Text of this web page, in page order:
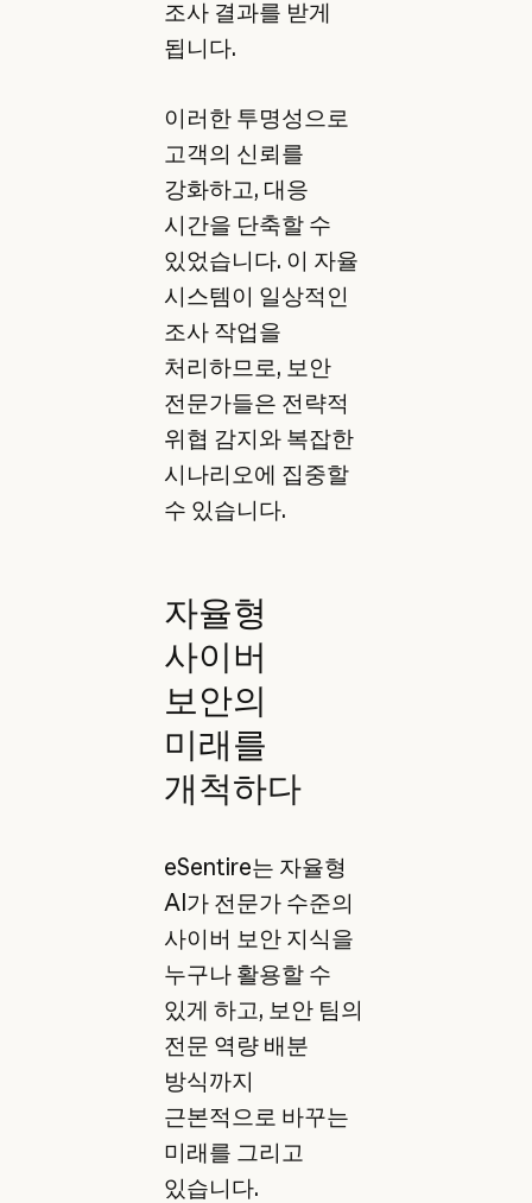
조사 결과를 받게
됩니다.
이러한 투명성으로
고객의 신뢰를
강화하고, 대응
시간을 단축할 수
있었습니다. 이 자율
시스템이 일상적인
조사 작업을
처리하므로, 보안
전문가들은 전략적
위협 감지와 복잡한
시나리오에 집중할
수 있습니다.
자율형
사이버
보안의
미래를
개척하다
eSentire는 자율형
AI가 전문가 수준의
사이버 보안 지식을
누구나 활용할 수
있게 하고, 보안 팀의
전문 역량 배분
방식까지
근본적으로 바꾸는
미래를 그리고
있습니다.